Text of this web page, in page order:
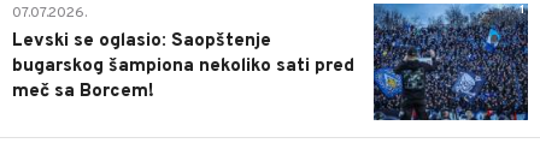
1
07.07.2026.
Levski se oglasio: Saopštenje
bugarskog šampiona nekoliko sati pred
meč sa Borcem!